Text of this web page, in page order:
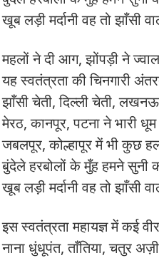
खूब लड़ी मर्दानी वह तो झाँसी
महलों ने दी आग, झोंपड़ी ने
यह स्वतंत्रता की चिनगारी
झाँसी चेती, दिल्ली चेती,
मेरठ, कानपूर, पटना ने भारी धूम
जबलपूर, कोल्हापूर में भी कुछ
बुंदेले हरबोलों के मुँह हमने सुनी
खूब लड़ी मर्दानी वह तो झाँसी
इस स्वतंत्रता महायज्ञ में कई
नाना धुंधूपंत, ताँतिया, चतुर